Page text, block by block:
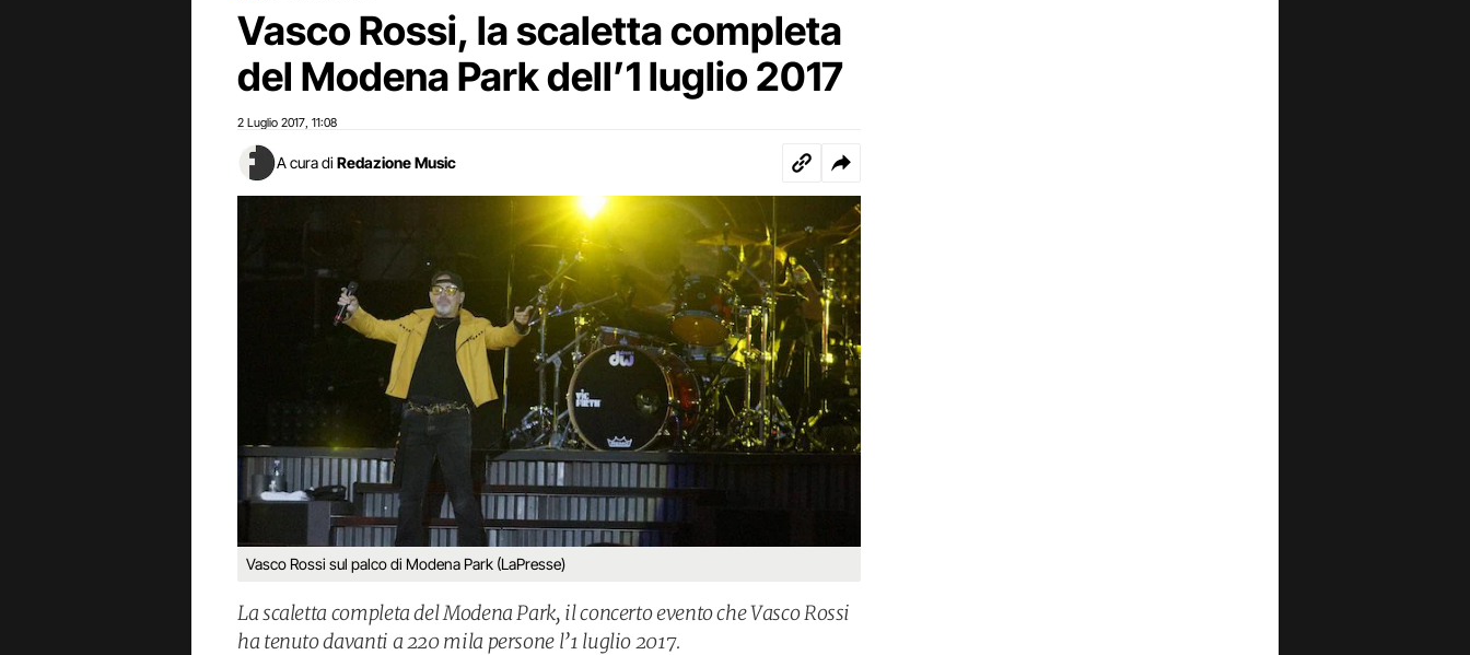
Vasco Rossi, la scaletta completa
del Modena Park dell’1 luglio 2017
2 Luglio 2017 11:08
A cura di Redazione Music
Vasco Rossi sul palco di Modena Park (LaPresse)
La scaletta completa del Modena Park, il concerto evento che Vasco Rossi
ha tenuto davanti a 220 mila persone l’1 luglio 2017.